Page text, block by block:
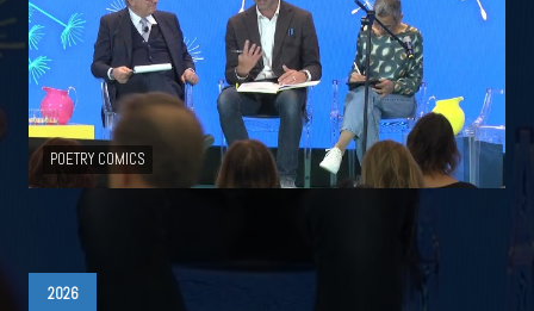
POETRY COMICS
2026